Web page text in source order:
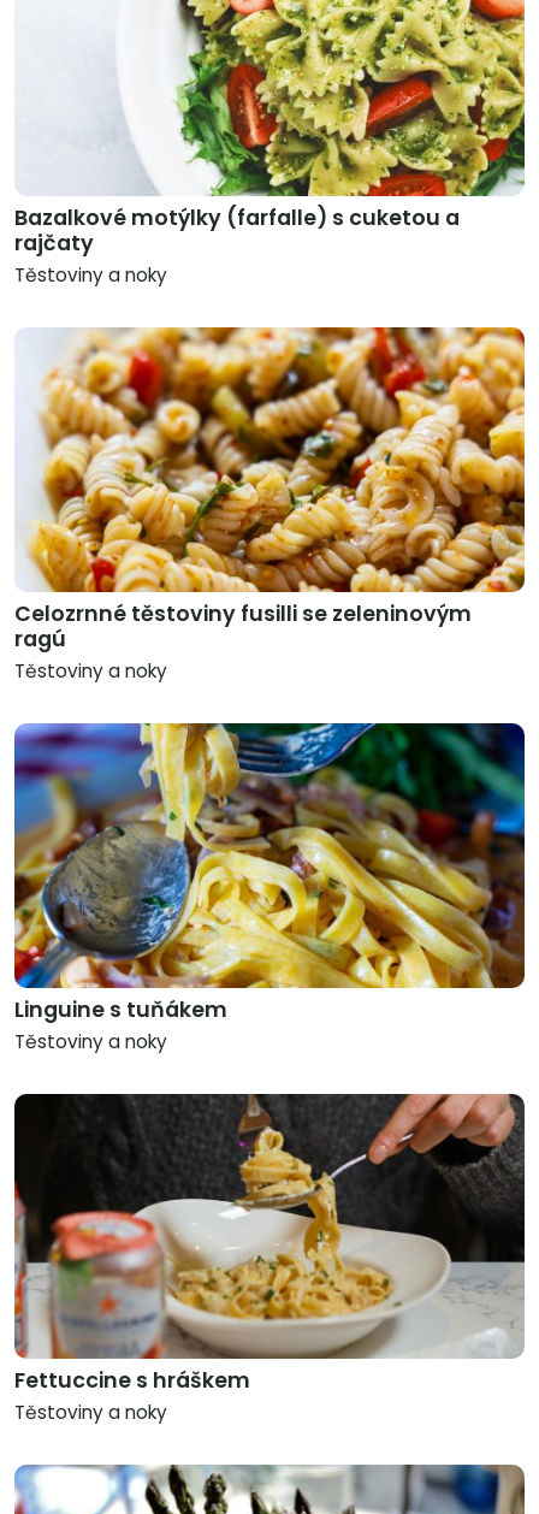
Bazalkové motýlky (farfalle) s cuketou a
rajčaty
Těstoviny a noky
Celozrnné těstoviny fusilli se zeleninovým
ragú
Těstoviny a noky
Linguine s tuňákem
Těstoviny a noky
Fettuccine s hráškem
Těstoviny a noky